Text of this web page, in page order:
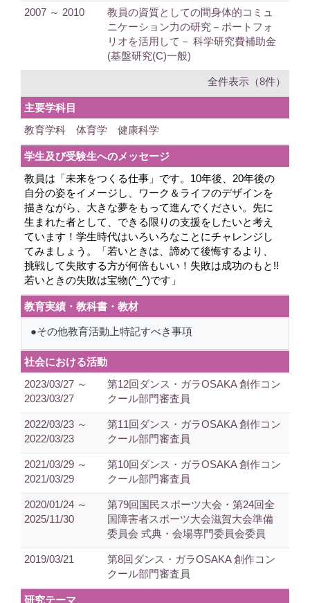
2007 ～ 2010
教員の資質としての間身体的コミュ
ニケーション力の研究－ポートフォ
リオを活用して－ 科学研究費補助金
(基盤研究(C)一般)
全件表示（8件）
主要学科目
教育学科 体育学 健康科学
学生及び受験生へのメッセージ
教員は「未来をつくる仕事」です。10年後、20年後の
自分の姿をイメージし、ワーク＆ライフのデザインを
描きながら、大きな夢をもって進んでください。先に
生まれた者として、できる限りの支援をしたいと考え
ています！学生時代はいろいろなことにチャレンジし
てみましょう。「若いときは、諦めて後悔するより、
挑戦して失敗する方が何倍もいい！失敗は成功のもと!!
若いときの失敗は宝物(^_^)です」
教育実績・教科書・教材
●その他教育活動上特記すべき事項
社会における活動
2023/03/27 ～
2023/03/27
第12回ダンス・ガラOSAKA 創作コン
クール部門審査員
2022/03/23 ～
2022/03/23
第11回ダンス・ガラOSAKA 創作コン
クール部門審査員
2021/03/29 ～
2021/03/29
第10回ダンス・ガラOSAKA 創作コン
クール部門審査員
2020/01/24 ～
2025/11/30
第79回国民スポーツ大会・第24回全
国障害者スポーツ大会滋賀大会準備
委員会 式典・会場専門委員会委員
2019/03/21
第8回ダンス・ガラOSAKA 創作コン
クール部門審査員
研究テーマ